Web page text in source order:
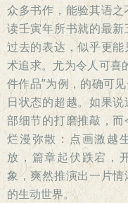
众多书作，能验其语
读壬寅年所书就的最
过去的表达，似乎更
术追求。尤为令人可喜
件作品”为例，的确可
日状态的超越。如果
部细节的打磨推敲，而
烂漫弥散：点画激越
放，篇章起伏跌宕，
象，爽然推演出一片
的生动世界。